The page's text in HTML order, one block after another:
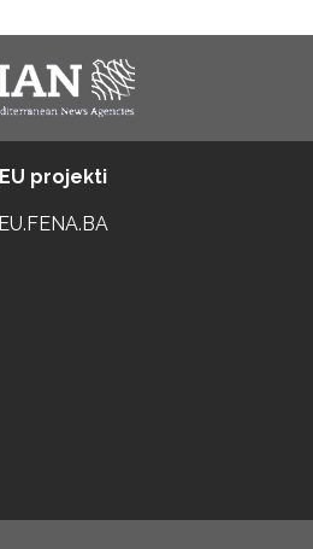
EU projekti
EU.FENA.BA